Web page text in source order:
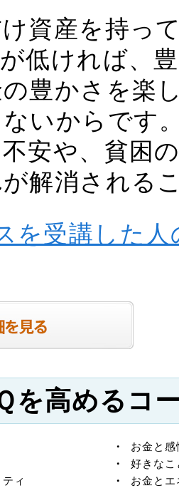
資産を持っ
低ければ、
豊かさを楽
いからです
安や、貧困
解消される
を受講した
を高めるコ
お金と感
好きなこ
ィ
お金と